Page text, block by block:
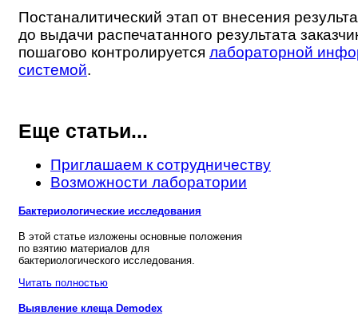
Постаналитический этап от внесения
до выдачи распечатанного результата
пошагово контролируется лабораторной
системой.
Еще статьи...
Приглашаем к сотрудничеству
Возможности лаборатории
Бактериологические исследования
В этой статье изложены основные положения
по взятию материалов для
бактериологического исследования.
Читать полностью
Выявление клеща Demodex